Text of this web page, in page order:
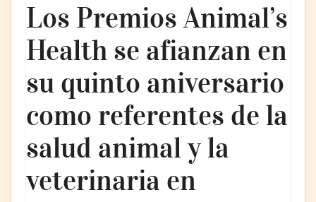
Los Premios Animal’s
Health se afianzan en
su quinto aniversario
como referentes de la
salud animal y la
veterinaria en